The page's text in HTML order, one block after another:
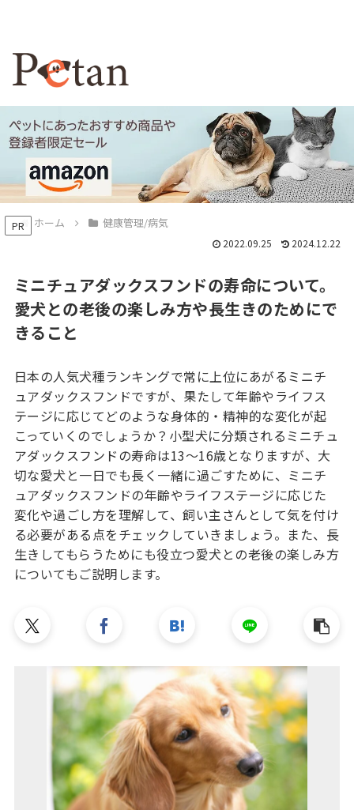
PR ホーム 健康管理/病気
ミニチュアダックスフンドの寿命について。
愛犬との老後の楽しみ方や長生きのためにで
きること
2022.09.25 2024.12.22
日本の人気犬種ランキングで常に上位にあがるミニチ
ュアダックスフンドですが、果たして年齢やライフス
テージに応じてどのような身体的・精神的な変化が起
こっていくのでしょうか？小型犬に分類されるミニチュ
アダックスフンドの寿命は13～16歳となりますが、大
切な愛犬と一日でも長く一緒に過ごすために、ミニチ
ュアダックスフンドの年齢やライフステージに応じた
変化や過ごし方を理解して、飼い主さんとして気を付け
る必要がある点をチェックしていきましょう。また、長
生きしてもらうためにも役立つ愛犬との老後の楽しみ方
についてもご説明します。